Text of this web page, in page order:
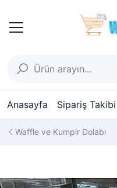
Anasayfa Sipariş Takibi
Waffle ve Kumpir Dolabı